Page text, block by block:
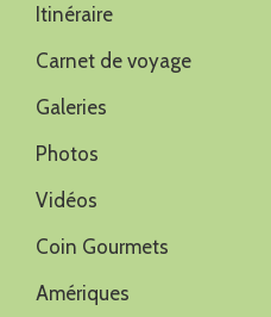
Itinéraire
Carnet de voyage
Galeries
Photos
Vidéos
Coin Gourmets
Amériques